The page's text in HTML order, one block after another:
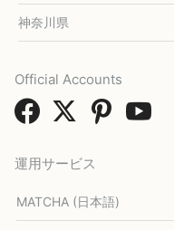
神奈川県
運用サービス
MATCHA (日本語)
Official Accounts